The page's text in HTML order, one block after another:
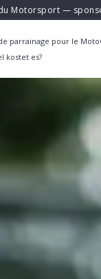
Motorsport —
parrainage pour le
kostet es?